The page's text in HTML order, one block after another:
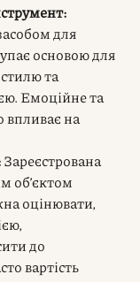
для
основою для
та
Емоційне та
впливає на
Зареєстрована
об’єктом
оцінювати,
до
вартість